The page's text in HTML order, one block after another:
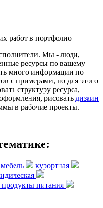
работ в портфолио
Мы - люди,
ресурсы по вашему
много информации по
с примерами, но для этого
структуру ресурса,
рисовать дизайн
в рабочие проекты.
мебель
курортная
продукты питания